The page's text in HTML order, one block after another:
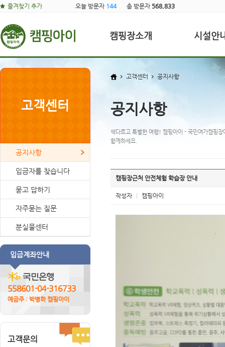
즐겨찾기 추가 오늘 방문자 144 총 방문자 568,833
캠핑장소개 시설안
고객센터
공지사항
입금자를 찾습니다
묻고 답하기
자주묻는 질문
분실물센터
입급계좌안내
558601-04-316733
예금주 : 박병하 캠핑아이
고객문의
고객센터 공지사항
공지사항
색다르고 특별한 여행! 캠핑아이 - 국민여가캠핑장
함께하세요.
캠핑장근처 안전체험 학습장 안내
작성자 캠핑아이